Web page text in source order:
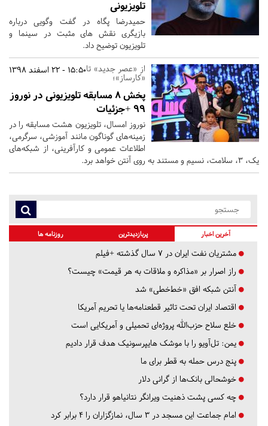
تلویزیونی
حمیدرضا پگاه در گفت وگویی درباره
بازیگری نقش های مثبت در سینما و
تلویزیون توضیح داد.
15:50 - 22 اسفند 1398از «عصر جدید» تا
«کارساز»؛
پخش 8 مسابقه تلویزیونی در نوروز
99 +جزئیات
نوروز امسال، تلویزیون هشت مسابقه را در
زمینه‌های گوناگون مانند آموزشی، سرگرمی،
اطلاعات عمومی و کارآفرینی، از شبکه‌های
یک، 3، سلامت، نسیم و مستند به روی آنتن خواهد برد.
آخرین اخبار پربازدیدترین روزنامه ها
مشتریان نفت ایران در ۷ سال گذشته +فیلم
راز اصرار بر «مذاکره و ملاقات به هر قیمت» چیست؟
آنتن شبکه افق «خط‌خطی» شد
اقتصاد ایران تحت تاثیر قطعنامه‌ها یا تحریم‌ آمریکا
خلع سلاح حزب‌الله پروژه‌ای تحمیلی و آمریکایی است
یمن: تل‌آویو را با موشک هایپرسونیک هدف قرار دادیم
پنج درس‌ حمله به قطر برای ما
خوشحالی بانک‌ها از گرانی دلار
چه کسی پشت ذهنیت ویرانگر نتانیاهو قرار دارد؟
امام جماعت این مسجد در ۳ سال، نمازگزاران را ۴ برابر کرد